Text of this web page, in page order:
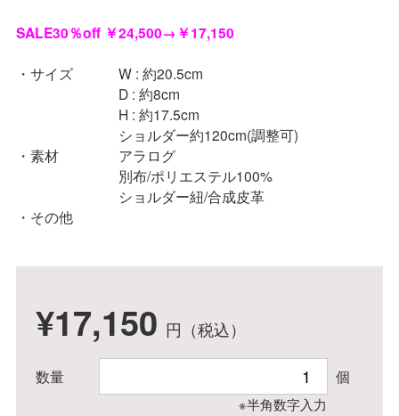
SALE30％off ￥24,500→￥17,150
サイズ
W : 約20.5cm
D : 約8cm
H : 約17.5cm
ショルダー約120cm(調整可)
素材
アラログ
別布/ポリエステル100%
ショルダー紐/合成皮革
その他
¥17,150 円（税込）
数量 個
※半角数字入力